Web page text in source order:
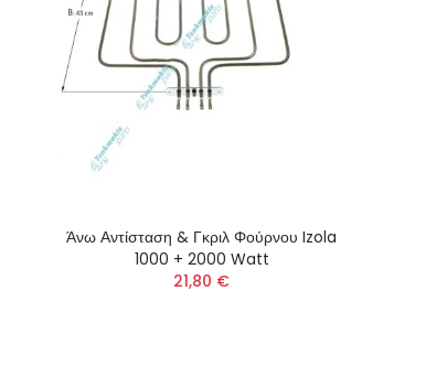
Άνω Αντίσταση & Γκριλ Φούρνου Izola
1000 + 2000 Watt
21,80 €